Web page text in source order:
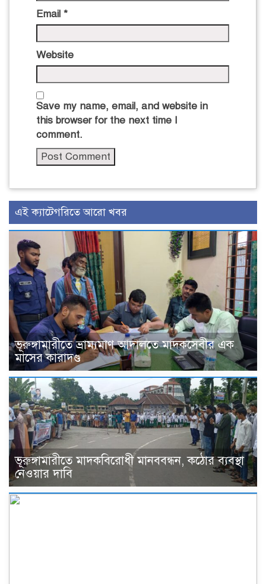
Email *
Website
Save my name, email, and website in
this browser for the next time I
comment.
এই ক্যাটেগরিতে আরো খবর
ভূরুঙ্গামারীতে ভ্রাম্যমাণ আদালতে মাদকসেবীর এক
মাসের কারাদণ্ড
ভূরুঙ্গামারীতে মাদকবিরোধী মানববন্ধন, কঠোর ব্যবস্থা
নেওয়ার দাবি